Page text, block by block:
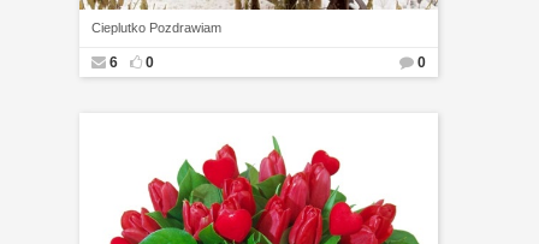
Cieplutko Pozdrawiam
6 0 0